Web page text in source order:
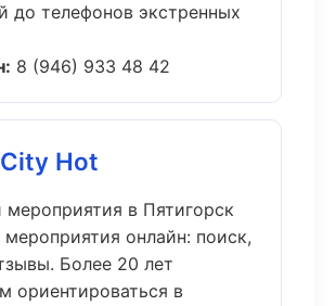
до телефонов экстренных
8 (946) 933 48 42
Hot
в Пятигорск
онлайн: поиск,
Более 20 лет
ориентироваться в